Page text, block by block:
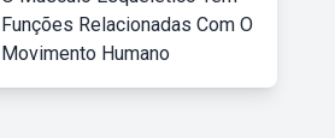
Funções Relacionadas Com O
Movimento Humano